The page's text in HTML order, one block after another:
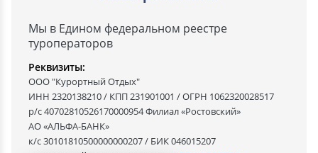
Мы в Едином федеральном реестре
туроператоров
Реквизиты:
ООО "Курортный Отдых"
ИНН 2320138210 / КПП 231901001 / ОГРН 1062320028517
р/с 40702810526170000954 Филиал «Ростовский»
АО «АЛЬФА-БАНК»
к/с 30101810500000000207 / БИК 046015207